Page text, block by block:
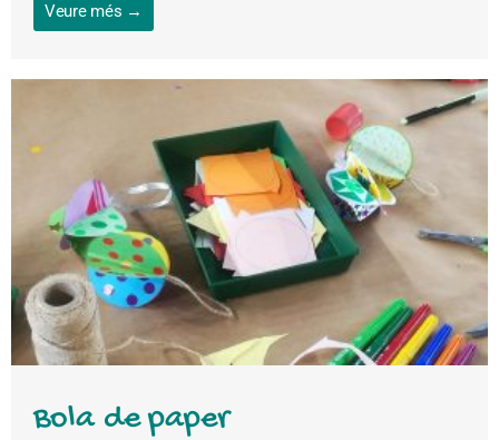
Veure més →
Bola de paper